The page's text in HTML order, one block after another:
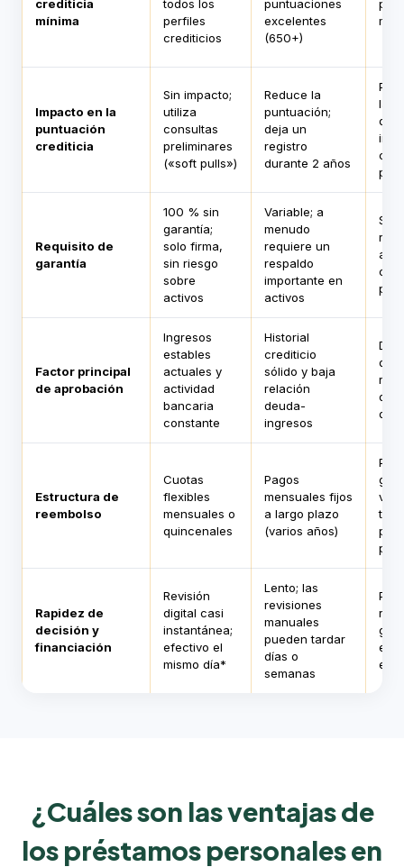
crediticia
mínima
todos los
perfiles
crediticios
puntuaciones
excelentes
(650+)
Impacto en la
puntuación
crediticia
Sin impacto;
utiliza
consultas
preliminares
(«soft pulls»)
Reduce la
puntuación;
deja un
registro
durante 2 años
Requisito de
garantía
100 % sin
garantía;
solo firma,
sin riesgo
sobre
activos
Variable; a
menudo
requiere un
respaldo
importante en
activos
Sin
Factor principal
de aprobación
Ingresos
estables
actuales y
actividad
bancaria
constante
Historial
crediticio
sólido y baja
relación
deuda-
ingresos
de
Estructura de
reembolso
Cuotas
flexibles
mensuales o
quincenales
Pagos
mensuales fijos
a largo plazo
(varios años)
Rapidez de
decisión y
financiación
Revisión
digital casi
instantánea;
efectivo el
mismo día*
Lento; las
revisiones
manuales
pueden tardar
días o
semanas
en
en
¿Cuáles son las ventajas de
los préstamos personales en